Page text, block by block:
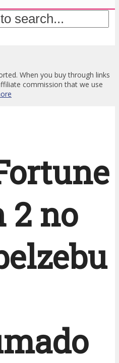
When you buy through links
commission that we use
2 no